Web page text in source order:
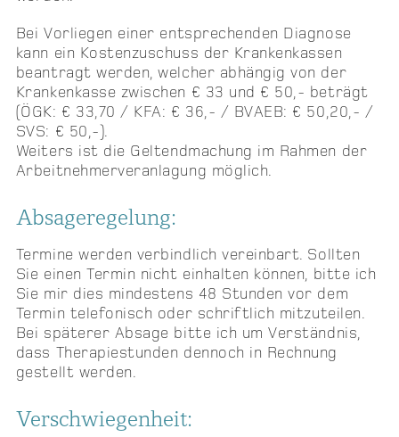
Bei Vorliegen einer entsprechenden Diagnose
kann ein Kostenzuschuss der Krankenkassen
beantragt werden, welcher abhängig von der
Krankenkasse zwischen € 33 und € 50,- beträgt
(ÖGK: € 33,70 / KFA: € 36,- / BVAEB: € 50,20,- /
SVS: € 50,-).
Weiters ist die Geltendmachung im Rahmen der
Arbeitnehmerveranlagung möglich.
Absageregelung:
Termine werden verbindlich vereinbart. Sollten
Sie einen Termin nicht einhalten können, bitte ich
Sie mir dies mindestens 48 Stunden vor dem
Termin telefonisch oder schriftlich mitzuteilen.
Bei späterer Absage bitte ich um Verständnis,
dass Therapiestunden dennoch in Rechnung
gestellt werden.
Verschwiegenheit: